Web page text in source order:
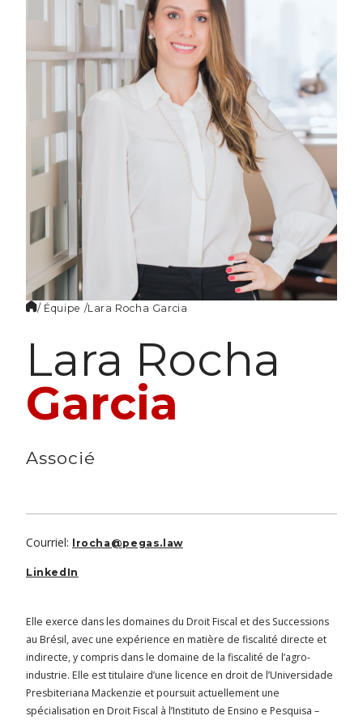
/ Équipe /Lara Rocha Garcia
Lara Rocha
Garcia
Associé
Courriel: lrocha@pegas.law
LinkedIn
Elle exerce dans les domaines du Droit Fiscal et des Successions
au Brésil, avec une expérience en matière de fiscalité directe et
indirecte, y compris dans le domaine de la fiscalité de l’agro-
industrie. Elle est titulaire d’une licence en droit de l’Universidade
Presbiteriana Mackenzie et poursuit actuellement une
spécialisation en Droit Fiscal à l’Instituto de Ensino e Pesquisa –